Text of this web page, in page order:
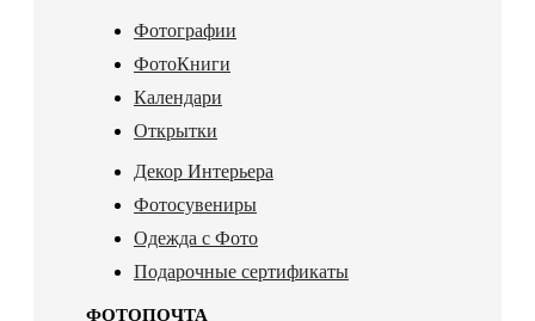
Фотографии
ФотоКниги
Календари
Открытки
Декор Интерьера
Фотосувениры
Одежда с Фото
Подарочные сертификаты
ФОТОПОЧТА